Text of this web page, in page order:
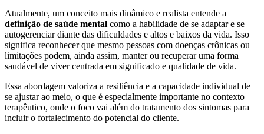
Atualmente, um conceito mais dinâmico e realista entende a
definição de saúde mental como a habilidade de se adaptar e se
autogerenciar diante das dificuldades e altos e baixos da vida. Isso
significa reconhecer que mesmo pessoas com doenças crônicas ou
limitações podem, ainda assim, manter ou recuperar uma forma
saudável de viver centrada em significado e qualidade de vida.
Essa abordagem valoriza a resiliência e a capacidade individual de
se ajustar ao meio, o que é especialmente importante no contexto
terapêutico, onde o foco vai além do tratamento dos sintomas para
incluir o fortalecimento do potencial do cliente.